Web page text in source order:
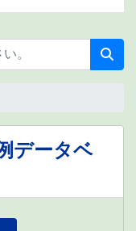
データベ